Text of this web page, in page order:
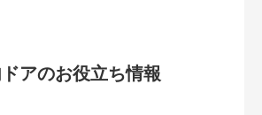
アのお役立ち情報